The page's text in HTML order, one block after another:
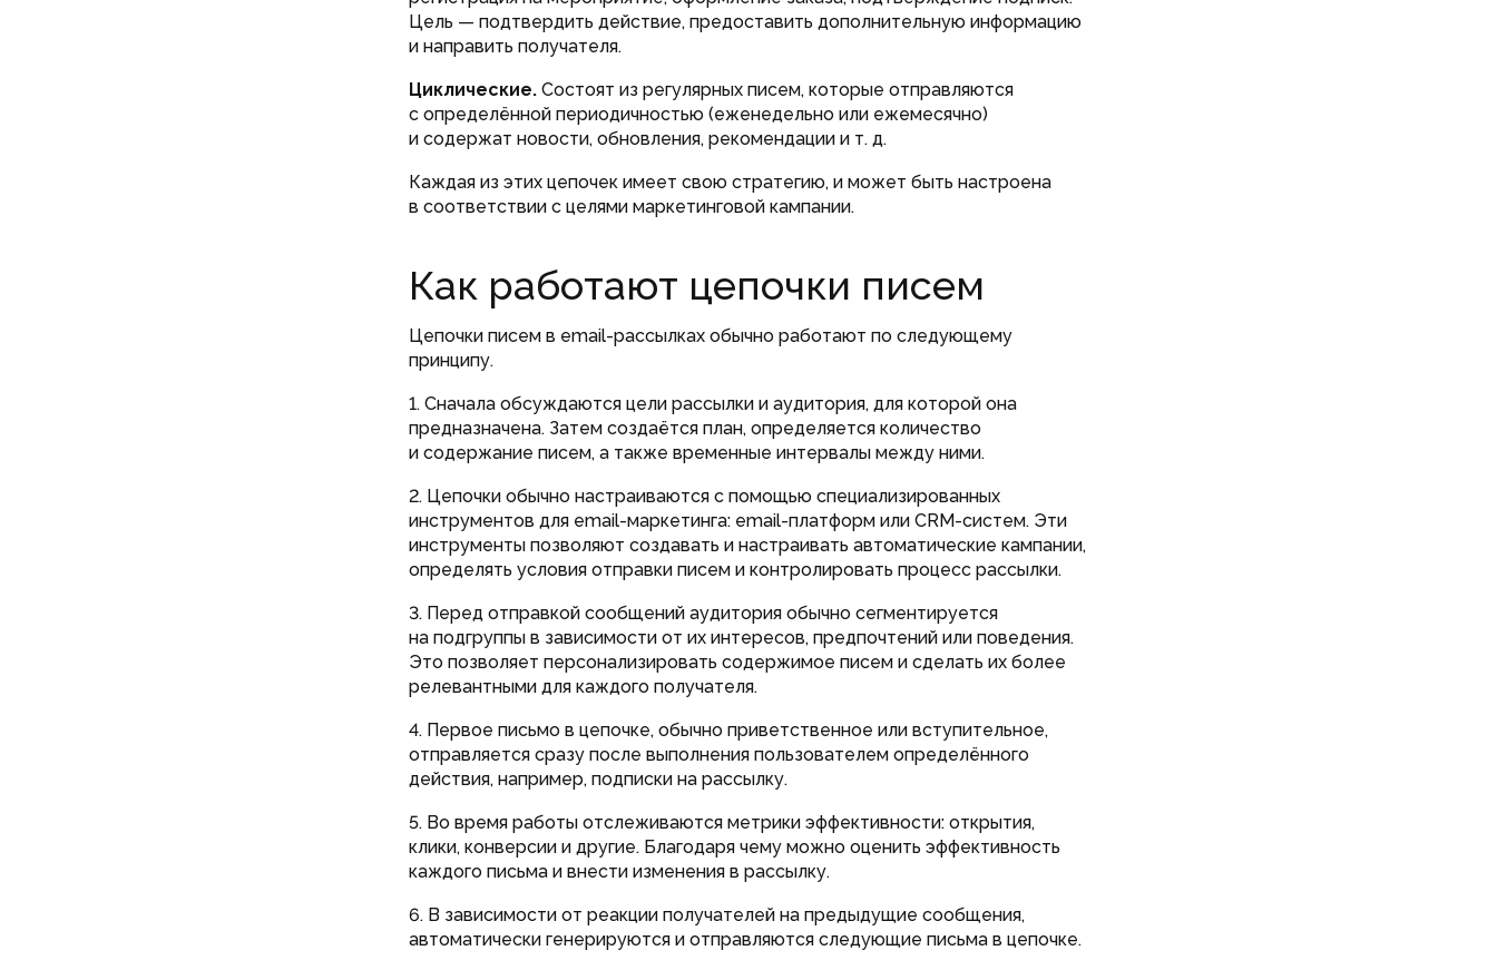
Цель — подтвердить действие, предоставить дополнительную информацию
и направить получателя.
Циклические. Состоят из регулярных писем, которые отправляются
с определённой периодичностью (еженедельно или ежемесячно)
и содержат новости, обновления, рекомендации и т. д.
Каждая из этих цепочек имеет свою стратегию, и может быть настроена
в соответствии с целями маркетинговой кампании.
Как работают цепочки писем
Цепочки писем в email-рассылках обычно работают по следующему
принципу.
1. Сначала обсуждаются цели рассылки и аудитория, для которой она
предназначена. Затем создаётся план, определяется количество
и содержание писем, а также временные интервалы между ними.
2. Цепочки обычно настраиваются с помощью специализированных
инструментов для email-маркетинга: email-платформ или CRM-систем. Эти
инструменты позволяют создавать и настраивать автоматические кампании,
определять условия отправки писем и контролировать процесс рассылки.
3. Перед отправкой сообщений аудитория обычно сегментируется
на подгруппы в зависимости от их интересов, предпочтений или поведения.
Это позволяет персонализировать содержимое писем и сделать их более
релевантными для каждого получателя.
4. Первое письмо в цепочке, обычно приветственное или вступительное,
отправляется сразу после выполнения пользователем определённого
действия, например, подписки на рассылку.
5. Во время работы отслеживаются метрики эффективности: открытия,
клики, конверсии и другие. Благодаря чему можно оценить эффективность
каждого письма и внести изменения в рассылку.
6. В зависимости от реакции получателей на предыдущие сообщения,
автоматически генерируются и отправляются следующие письма в цепочке.